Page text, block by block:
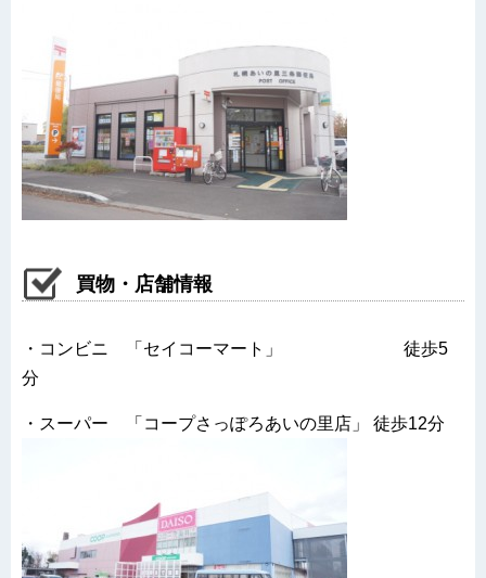
買物・店舗情報
・コンビニ 「セイコーマート」 徒歩5
分
・スーパー 「コープさっぽろあいの里店」 徒歩12分